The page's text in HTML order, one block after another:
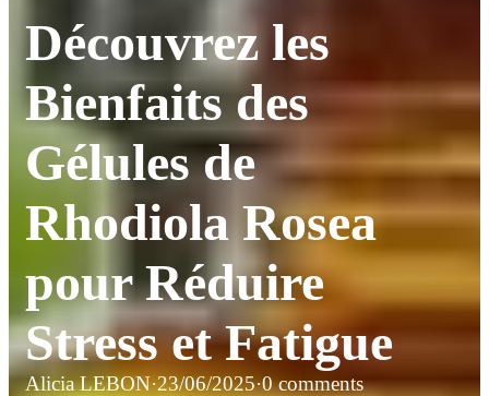
Découvrez les
Bienfaits des
Gélules de
Rhodiola Rosea
pour Réduire
Stress et Fatigue
Alicia LEBON·23/06/2025·0 comments